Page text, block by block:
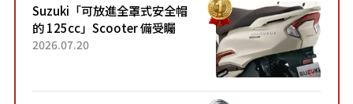
Suzuki「可放進全罩式安全帽
的 125cc」Scooter 備受矚
目！採用全新流線設計與各項
2026.07.20